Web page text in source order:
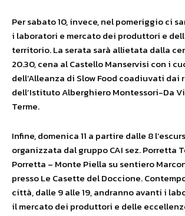
Per sabato 10, invece, nel pomeriggio ci
i laboratori e mercato dei produttori e
territorio. La serata sarà allietata dalla
20.30, cena al Castello Manservisi con i
dell’Alleanza di Slow Food coadiuvati dai
dell’Istituto Alberghiero Montessori-Da
Terme.
Infine, domenica 11 a partire dalle 8
organizzata dal gruppo CAI sez. Porretta
Porretta – Monte Piella su sentiero
presso Le Casette del Doccione.
città, dalle 9 alle 19, andranno avanti i
il mercato dei produttori e delle